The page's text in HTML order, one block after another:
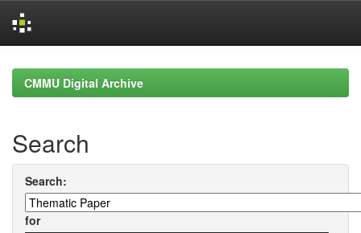
navigationCMMU Digital Archive
Search
Search:
for